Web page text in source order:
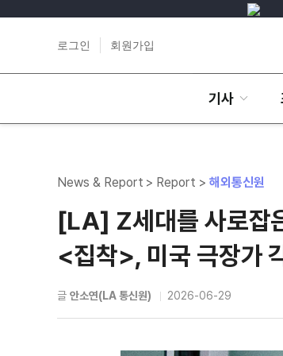
로그인 회원가입
기사
News & Report > Report > 해외통신원
[LA] Z세대를 사로잡
<집착>, 미국 극장가
글 안소연(LA 통신원) 2026-06-29